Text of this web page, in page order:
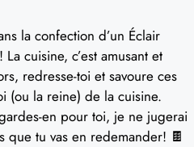
la confection d’un Éclair
cuisine, c’est amusant et
redresse-toi et savoure ces
(ou la reine) de la cuisine.
en pour toi, je ne jugerai
que tu vas en redemander! 🍫